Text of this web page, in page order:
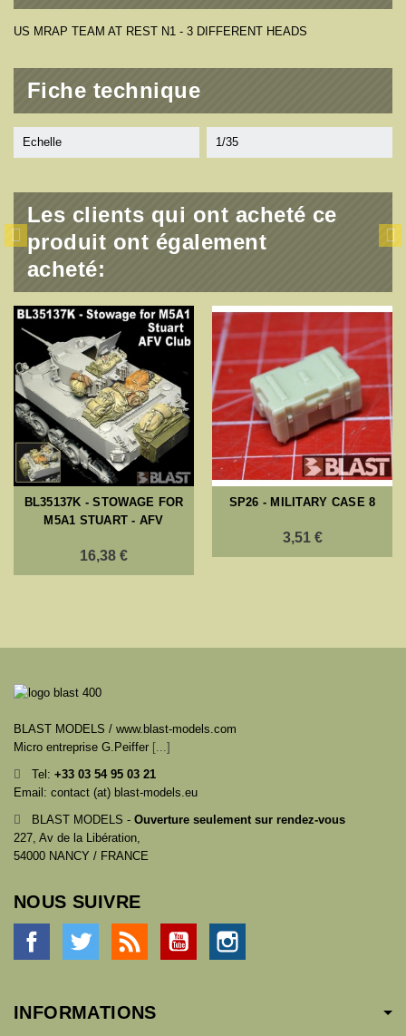
US MRAP TEAM AT REST N1 - 3 DIFFERENT HEADS
Fiche technique
Echelle 1/35
Les clients qui ont acheté ce
produit ont également
acheté:
BL35137K - STOWAGE FOR
M5A1 STUART - AFV
16,38 €
SP26 - MILITARY CASE 8
3,51 €
BLAST MODELS / www.blast-models.com
Micro entreprise G.Peiffer [...]
Tel: +33 03 54 95 03 21
Email: contact (at) blast-models.eu
BLAST MODELS - Ouverture seulement sur rendez-vous
227, Av de la Libération,
54000 NANCY / FRANCE
NOUS SUIVRE
Facebook Twitter YouTube
INFORMATIONS